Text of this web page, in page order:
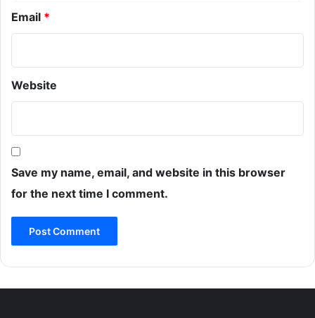
Email *
Website
Save my name, email, and website in this browser
for the next time I comment.